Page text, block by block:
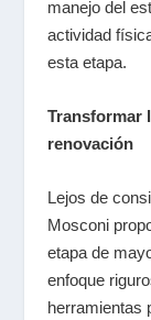
manejo del
actividad
esta etapa.
Transformar
renovación
Lejos de
Mosconi
etapa de
enfoque
herramientas